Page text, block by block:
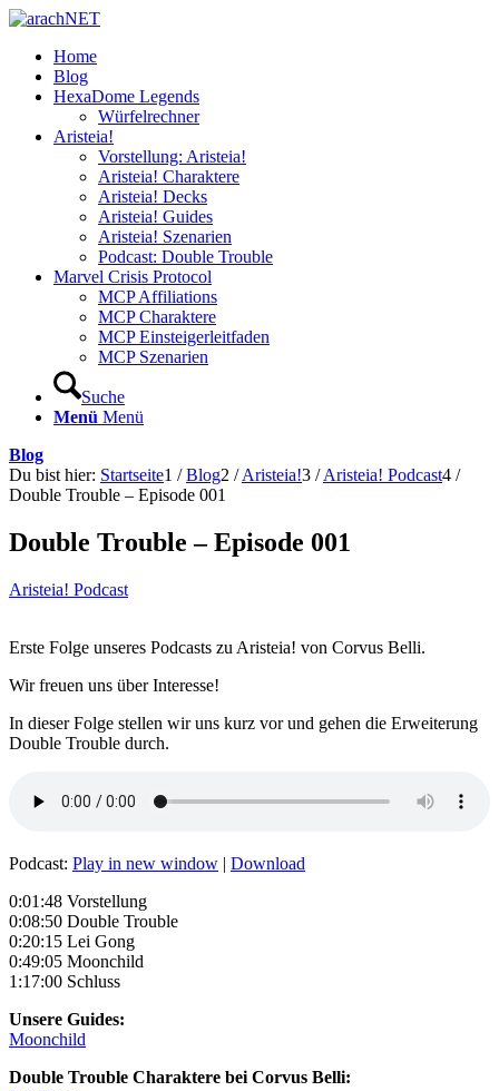
Home
Blog
HexaDome Legends
Würfelrechner
Aristeia!
Vorstellung: Aristeia!
Aristeia! Charaktere
Aristeia! Decks
Aristeia! Guides
Aristeia! Szenarien
Podcast: Double Trouble
Marvel Crisis Protocol
MCP Affiliations
MCP Charaktere
MCP Einsteigerleitfaden
MCP Szenarien
Suche
Menü Menü
Blog
Du bist hier: Startseite1 / Blog2 / Aristeia!3 / Aristeia! Podcast4 /
Double Trouble – Episode 001
Double Trouble – Episode 001
Aristeia! Podcast
Erste Folge unseres Podcasts zu Aristeia! von Corvus Belli.
Wir freuen uns über Interesse!
In dieser Folge stellen wir uns kurz vor und gehen die Erweiterung
Double Trouble durch.
Podcast: Play in new window | Download
0:01:48 Vorstellung
0:08:50 Double Trouble
0:20:15 Lei Gong
0:49:05 Moonchild
1:17:00 Schluss
Unsere Guides:
Moonchild
Double Trouble Charaktere bei Corvus Belli: